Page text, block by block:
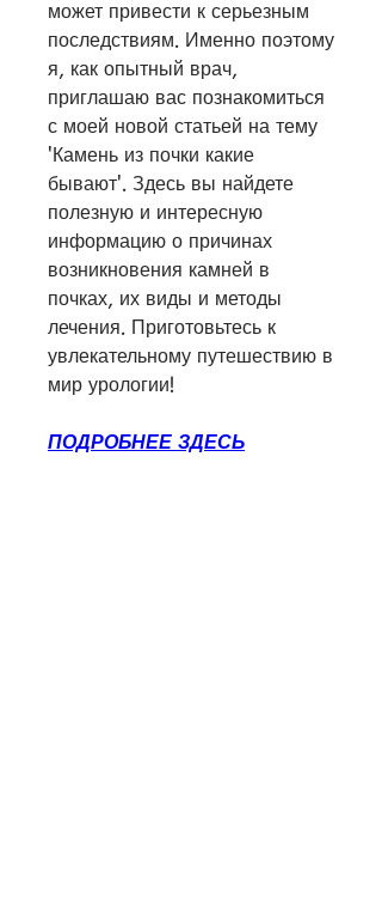
может привести к серьезным
последствиям. Именно поэтому
я, как опытный врач,
приглашаю вас познакомиться
с моей новой статьей на тему
'Камень из почки какие
бывают'. Здесь вы найдете
полезную и интересную
информацию о причинах
возникновения камней в
почках, их виды и методы
лечения. Приготовьтесь к
увлекательному путешествию в
мир урологии!
ПОДРОБНЕЕ ЗДЕСЬ